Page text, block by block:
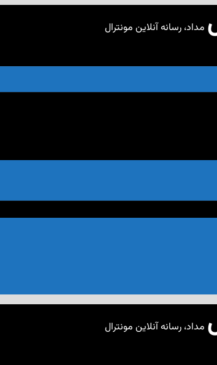
مداد، رسانه آنلاین مونترال
مداد، رسانه آنلاین مونترال